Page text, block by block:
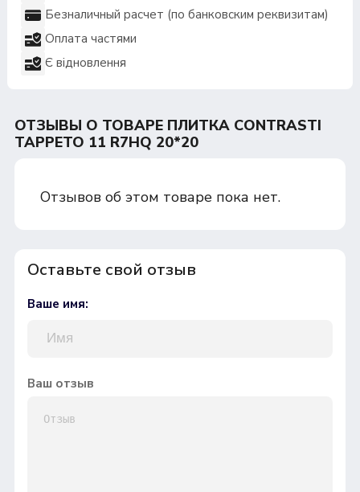
Безналичный расчет (по банковским реквизитам)
Оплата частями
Є відновлення
ОТЗЫВЫ О ТОВАРЕ ПЛИТКА CONTRASTI
TAPPETO 11 R7HQ 20*20
Отзывов об этом товаре пока нет.
Оставьте свой отзыв
Ваше имя:
Ваш отзыв